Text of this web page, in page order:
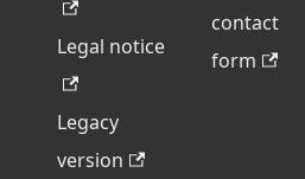
Legal notice
Legacy
version
contact
form